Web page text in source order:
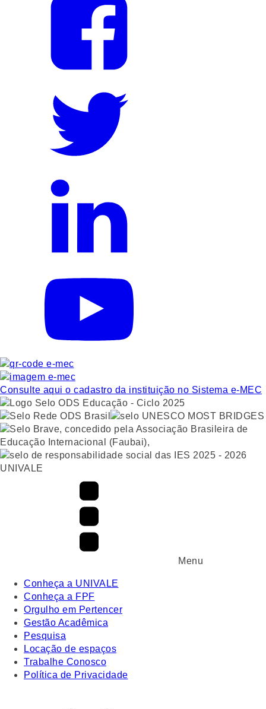
Consulte aqui o cadastro da instituição no Sistema e-MEC
UNIVALE
Menu
Conheça a UNIVALE
Conheça a FPF
Orgulho em Pertencer
Gestão Acadêmica
Pesquisa
Locação de espaços
Trabalhe Conosco
Política de Privacidade